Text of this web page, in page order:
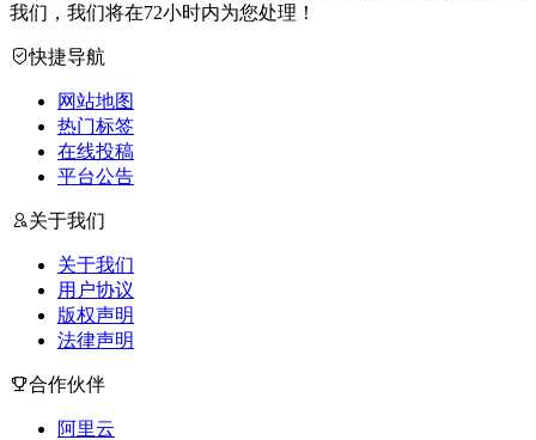
我们，我们将在72小时内为您处理！
快捷导航
网站地图
热门标签
在线投稿
平台公告
关于我们
关于我们
用户协议
版权声明
法律声明
合作伙伴
阿里云